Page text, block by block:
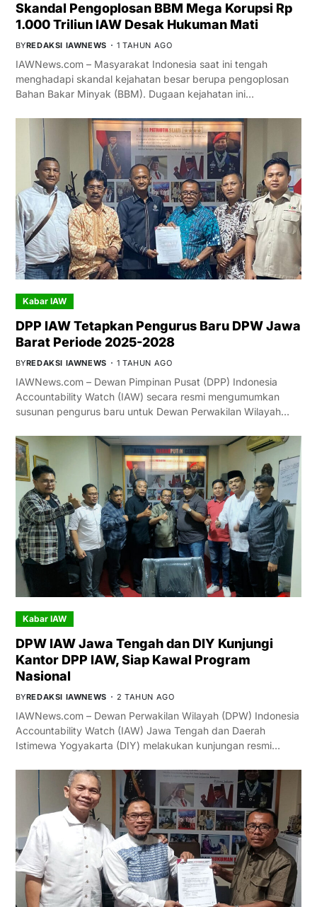
Skandal Pengoplosan BBM Mega Korupsi Rp
1.000 Triliun IAW Desak Hukuman Mati
BYREDAKSI IAWNEWS 1 TAHUN AGO
IAWNews.com – Masyarakat Indonesia saat ini tengah
menghadapi skandal kejahatan besar berupa pengoplosan
Bahan Bakar Minyak (BBM). Dugaan kejahatan ini…
Kabar IAW
DPP IAW Tetapkan Pengurus Baru DPW Jawa
Barat Periode 2025-2028
BYREDAKSI IAWNEWS 1 TAHUN AGO
IAWNews.com – Dewan Pimpinan Pusat (DPP) Indonesia
Accountability Watch (IAW) secara resmi mengumumkan
susunan pengurus baru untuk Dewan Perwakilan Wilayah…
Kabar IAW
DPW IAW Jawa Tengah dan DIY Kunjungi
Kantor DPP IAW, Siap Kawal Program
Nasional
BYREDAKSI IAWNEWS 2 TAHUN AGO
IAWNews.com – Dewan Perwakilan Wilayah (DPW) Indonesia
Accountability Watch (IAW) Jawa Tengah dan Daerah
Istimewa Yogyakarta (DIY) melakukan kunjungan resmi…